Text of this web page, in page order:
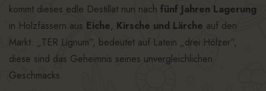
kommt dieses edle Destillat nun nach fünf Jahren Lagerung
in Holzfässern aus Eiche, Kirsche und Lärche auf den
Markt. „TER Lignum“, bedeutet auf Latein „drei Hölzer“,
diese sind das Geheimnis seines unvergleichlichen
Geschmacks.